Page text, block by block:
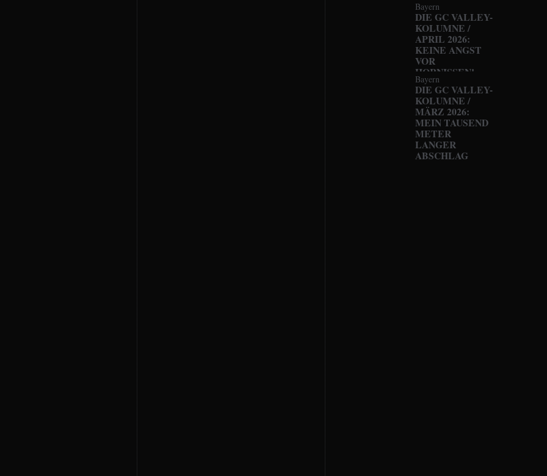
Bayern
DIE GC VALLEY-
KOLUMNE /
APRIL 2026:
KEINE ANGST
VOR
HORNISSEN!
Bayern
DIE GC VALLEY-
KOLUMNE /
MÄRZ 2026:
MEIN TAUSEND
METER
LANGER
ABSCHLAG